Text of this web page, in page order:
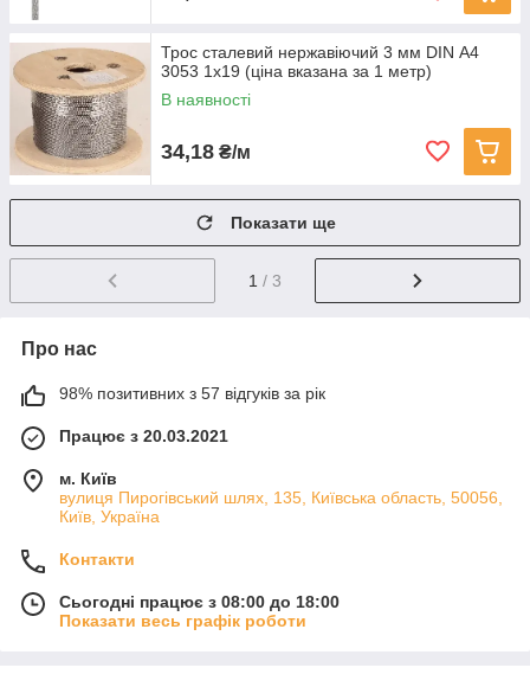
Трос сталевий нержавіючий 3 мм DIN А4
3053 1x19 (ціна вказана за 1 метр)
В наявності
34,18 ₴/м
Показати ще
1 / 3
Про нас
98% позитивних з 57 відгуків за рік
Працює з 20.03.2021
м. Київ
вулиця Пирогівський шлях, 135, Київська область, 50056,
Київ, Україна
Контакти
Сьогодні працює з 08:00 до 18:00
Показати весь графік роботи